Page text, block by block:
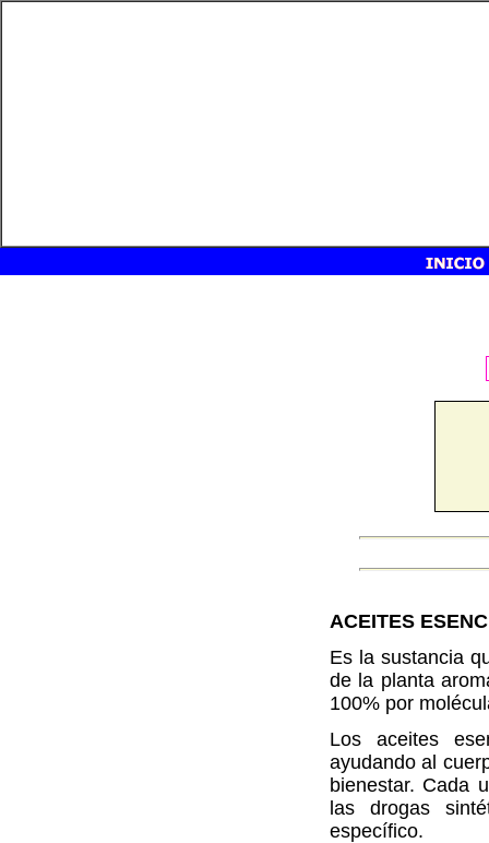
ACEITES
Es la sustancia
de la planta
100% por
Los aceites
ayudando al
bienestar. Cada
las drogas
específico.